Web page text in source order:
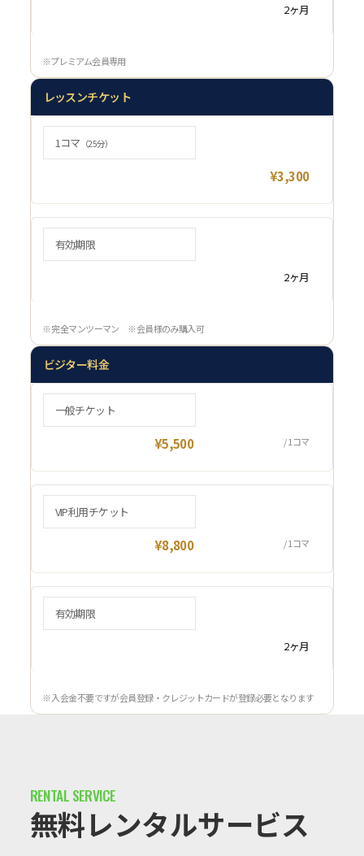
2ヶ月
※プレミアム会員専用
レッスンチケット
1コマ （25分）
¥3,300
有効期限
2ヶ月
※ 完全マンツーマン ※会員様のみ購入可
ビジター料金
一般チケット
¥5,500 / 1コマ
VIP利用チケット
¥8,800 / 1コマ
有効期限
2ヶ月
※ 入会金不要ですが会員登録・クレジットカードが登録必要となります
無料レンタルサービス